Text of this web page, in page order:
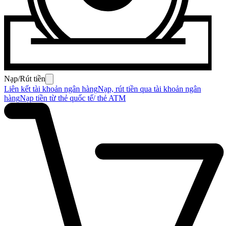
Nạp/Rút tiền
Liên kết tài khoản ngân hàngNạp, rút tiền qua tài khoản ngân
hàngNạp tiền từ thẻ quốc tế/ thẻ ATM